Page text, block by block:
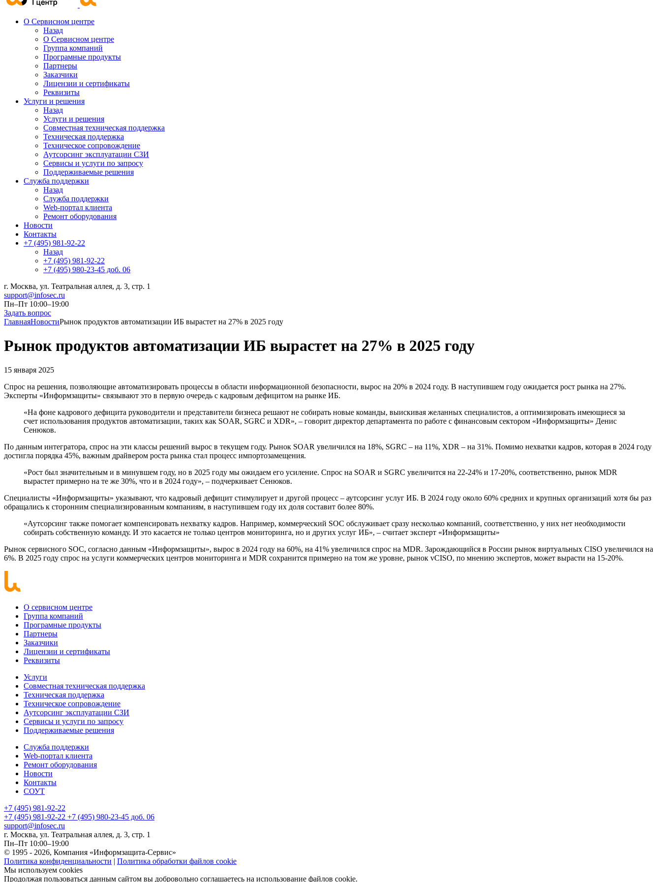
О Сервисном центре
Назад
О Сервисном центре
Группа компаний
Програмные продукты
Партнеры
Заказчики
Лицензии и сертификаты
Реквизиты
Услуги и решения
Назад
Услуги и решения
Совместная техническая поддержка
Техническая поддержка
Техническое сопровождение
Аутсорсинг эксплуатации СЗИ
Сервисы и услуги по запросу
Поддерживаемые решения
Служба поддержки
Назад
Служба поддержки
Web-портал клиента
Ремонт оборудования
Новости
Контакты
+7 (495) 981-92-22
Назад
+7 (495) 981-92-22
+7 (495) 980-23-45 доб. 06
г. Москва, ул. Театральная аллея, д. 3, стр. 1
support@infosec.ru
Пн–Пт 10:00–19:00
Задать вопрос
ГлавнаяНовостиРынок продуктов автоматизации ИБ вырастет на 27% в 2025 году
Рынок продуктов автоматизации ИБ вырастет на 27% в 2025 году
15 января 2025
Спрос на решения, позволяющие автоматизировать процессы в области информационной безопасности, вырос на 20% в 2024 году. В наступившем году ожидается рост рынка на 27%.
Эксперты «Информзащиты» связывают это в первую очередь с кадровым дефицитом на рынке ИБ.
«На фоне кадрового дефицита руководители и представители бизнеса решают не собирать новые команды, выискивая желанных специалистов, а оптимизировать имеющиеся за
счет использования продуктов автоматизации, таких как SOAR, SGRC и XDR», – говорит директор департамента по работе с финансовым сектором «Информзащиты» Денис
Сенюков.
По данным интегратора, спрос на эти классы решений вырос в текущем году. Рынок SOAR увеличился на 18%, SGRC – на 11%, XDR – на 31%. Помимо нехватки кадров, которая в 2024 году
достигла порядка 45%, важным драйвером роста рынка стал процесс импортозамещения.
«Рост был значительным и в минувшем году, но в 2025 году мы ожидаем его усиление. Спрос на SOAR и SGRC увеличится на 22-24% и 17-20%, соответственно, рынок MDR
вырастет примерно на те же 30%, что и в 2024 году», – подчеркивает Сенюков.
Специалисты «Информзащиты» указывают, что кадровый дефицит стимулирует и другой процесс – аутсорсинг услуг ИБ. В 2024 году около 60% средних и крупных организаций хотя бы раз
обращались к сторонним специализированным компаниям, в наступившем году их доля составит более 80%.
«Аутсорсинг также помогает компенсировать нехватку кадров. Например, коммерческий SOC обслуживает сразу несколько компаний, соответственно, у них нет необходимости
собирать собственную команду. И это касается не только центров мониторинга, но и других услуг ИБ», – считает эксперт «Информзащиты»
Рынок сервисного SOC, согласно данным «Информзащиты», вырос в 2024 году на 60%, на 41% увеличился спрос на MDR. Зарождающийся в России рынок виртуальных CISO увеличился на
6%. В 2025 году спрос на услуги коммерческих центров мониторинга и MDR сохранится примерно на том же уровне, рынок vCISO, по мнению экспертов, может вырасти на 15-20%.
О сервисном центре
Группа компаний
Програмные продукты
Партнеры
Заказчики
Лицензии и сертификаты
Реквизиты
Услуги
Совместная техническая поддержка
Техническая поддержка
Техническое сопровождение
Аутсорсинг эксплуатации СЗИ
Сервисы и услуги по запросу
Поддерживаемые решения
Служба поддержки
Web-портал клиента
Ремонт оборудования
Новости
Контакты
СОУТ
+7 (495) 981-92-22
+7 (495) 981-92-22 +7 (495) 980-23-45 доб. 06
support@infosec.ru
г. Москва, ул. Театральная аллея, д. 3, стр. 1
Пн–Пт 10:00–19:00
© 1995 - 2026, Компания «Информзащита-Сервис»
Политика конфиденциальности | Политика обработки файлов cookie
Мы используем cookies
Продолжая пользоваться данным сайтом вы добровольно соглашаетесь на использование файлов cookie.